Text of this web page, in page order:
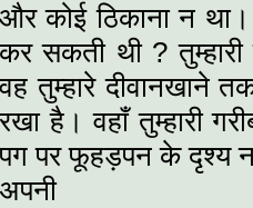
और कोई ठिकाना न था।
कर सकती थी ? तुम्हारी
वह तुम्हारे दीवानखाने
रखा है। वहाँ तुम्हारी
पग पर फूहड़पन के दृश्य
अपनी